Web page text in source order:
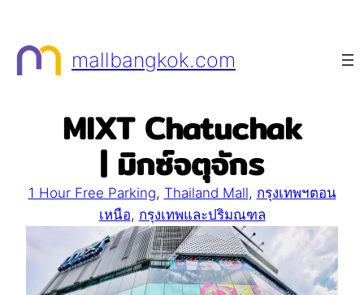
content
mallbangkok.com
MIXT Chatuchak
| มิกซ์จตุจักร
1 Hour Free Parking, Thailand Mall, กรุงเทพฯตอน
เหนือ, กรุงเทพและปริมณฑล